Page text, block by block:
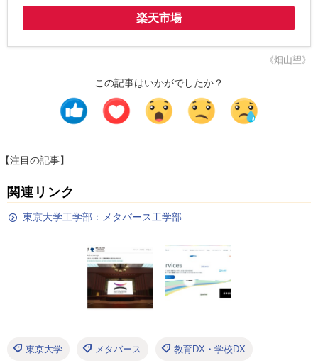
楽天市場
《畑山望》
この記事はいかがでしたか？
【注目の記事】
関連リンク
東京大学工学部：メタバース工学部
東京大学 メタバース 教育DX・学校DX